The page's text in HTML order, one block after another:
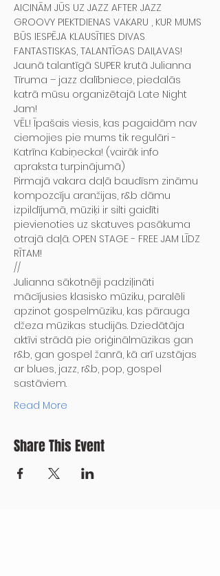
AICINĀM JŪS UZ JAZZ AFTER JAZZ
GROOVY PIEKTDIENAS VAKARU , KUR MUMS
BŪS IESPĒJA KLAUSĪTIES DIVAS
FANTASTISKAS, TALANTĪGAS DAIĻAVAS!
Jaunā talantīgā SUPER krutā Julianna
Tīruma – jazz dalībniece, piedalās
katrā mūsu organizētajā Late Night
Jam!
VĒL! Īpašais viesis, kas pagaidām nav
ciemojies pie mums tik regulāri -
Katrīna Kabiņecka! (vairāk info
apraksta turpinājumā)
Pirmajā vakara daļā baudīsm zināmu
kompozcīju aranžijas, r&b dāmu
izpildījumā, mūziķi ir silti gaidīti
pievienoties uz skatuves pasākuma
otrajā daļā. OPEN STAGE - FREE JAM LĪDZ
RĪTAM!
//
Julianna sākotnēji padziļināti
mācījusies klasisko mūziku, paralēli
apzinot gospelmūziku, kas pārauga
džeza mūzikas studijās. Dziedātāja
aktīvi strādā pie oriģinālmūzikas gan
r&b, gan gospel žanrā, kā arī uzstājas
ar blues, jazz, r&b, pop, gospel
sastāviem.
Read More
Share This Event